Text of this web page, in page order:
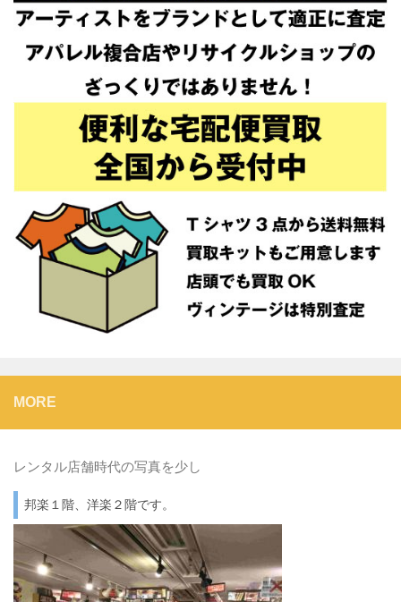
MORE
レンタル店舗時代の写真を少し
邦楽１階、洋楽２階です。